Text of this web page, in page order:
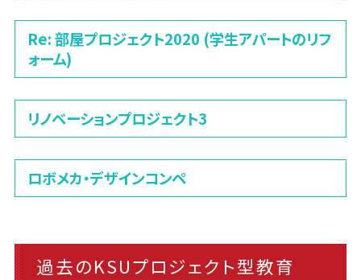
Re: 部屋プロジェクト2020 (学生アパートのリフ
ォーム)
リノベーションプロジェクト3
ロボメカ・デザインコンペ
過去のKSUプロジェクト型教育